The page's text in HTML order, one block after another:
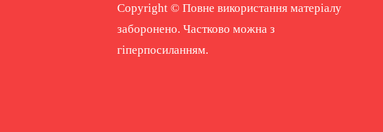
Copyright © Повне використання матеріалу
заборонено. Частково можна з
гіперпосиланням.